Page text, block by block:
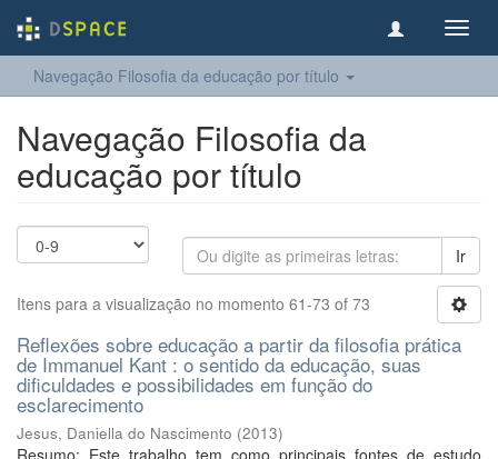
Navegação Filosofia da educação por título
Navegação Filosofia da
educação por título
Ir
Itens para a visualização no momento 61-73 of 73
Reflexões sobre educação a partir da filosofia prática
de Immanuel Kant : o sentido da educação, suas
dificuldades e possibilidades em função do
esclarecimento
Jesus, Daniella do Nascimento (2013)
Resumo: Este trabalho tem como principais fontes de estudo